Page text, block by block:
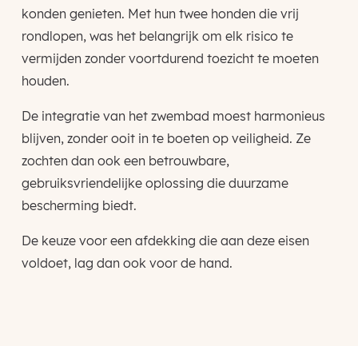
konden genieten. Met hun twee honden die vrij
rondlopen, was het belangrijk om elk risico te
vermijden zonder voortdurend toezicht te moeten
houden.
De integratie van het zwembad moest harmonieus
blijven, zonder ooit in te boeten op veiligheid. Ze
zochten dan ook een betrouwbare,
gebruiksvriendelijke oplossing die duurzame
bescherming biedt.
De keuze voor een afdekking die aan deze eisen
voldoet, lag dan ook voor de hand.